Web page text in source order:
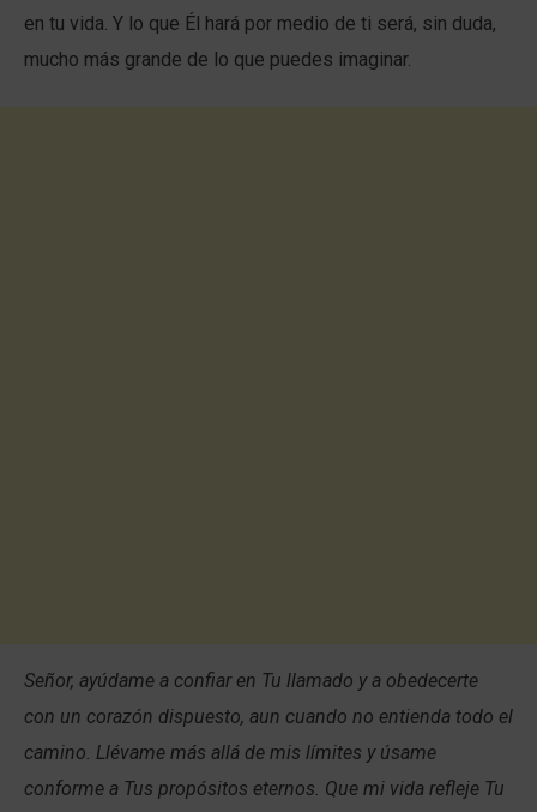
en tu vida. Y lo que Él hará por medio de ti será, sin duda,
mucho más grande de lo que puedes imaginar.
Señor, ayúdame a confiar en Tu llamado y a obedecerte
con un corazón dispuesto, aun cuando no entienda todo el
camino. Llévame más allá de mis límites y úsame
conforme a Tus propósitos eternos. Que mi vida refleje Tu